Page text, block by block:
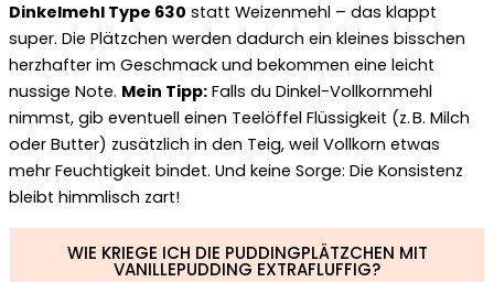
Dinkelmehl Type 630 statt Weizenmehl – das klappt
super. Die Plätzchen werden dadurch ein kleines bisschen
herzhafter im Geschmack und bekommen eine leicht
nussige Note. Mein Tipp: Falls du Dinkel-Vollkornmehl
nimmst, gib eventuell einen Teelöffel Flüssigkeit (z. B. Milch
oder Butter) zusätzlich in den Teig, weil Vollkorn etwas
mehr Feuchtigkeit bindet. Und keine Sorge: Die Konsistenz
bleibt himmlisch zart!
WIE KRIEGE ICH DIE PUDDINGPLÄTZCHEN MIT
VANILLEPUDDING EXTRAFLUFFIG?